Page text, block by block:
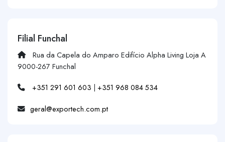
Filial Funchal
Rua da Capela do Amparo Edifício Alpha Living Loja A
9000-267 Funchal
+351 291 601 603 | +351 968 084 534
geral@exportech.com.pt